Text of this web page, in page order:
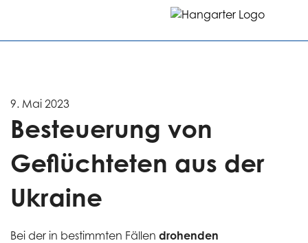
9. Mai 2023
Besteuerung von
Geflüchteten aus der
Ukraine
Bei der in bestimmten Fällen drohenden